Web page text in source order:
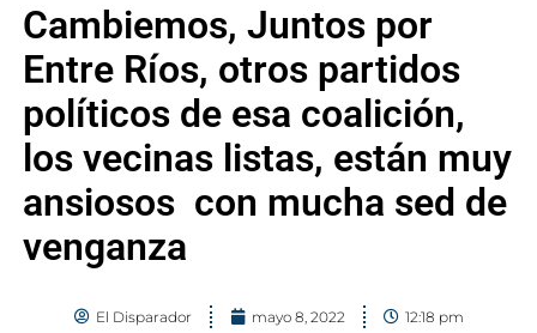
Cambiemos, Juntos por
Entre Ríos, otros partidos
políticos de esa coalición,
los vecinas listas, están muy
ansiosos con mucha sed de
venganza
El Disparador mayo 8, 2022 12:18 pm